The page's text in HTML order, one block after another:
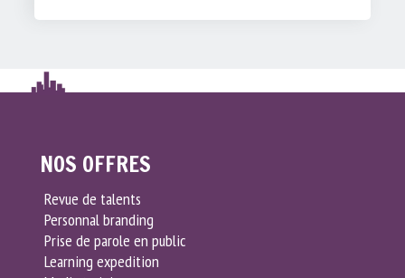
NOS OFFRES
Revue de talents
Personnal branding
Prise de parole en public
Learning expedition